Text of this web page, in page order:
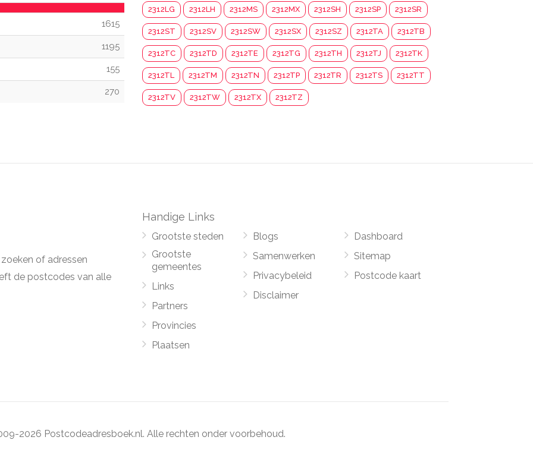
1615
1195
155
270
2312LG 2312LH 2312MS 2312MX 2312SH 2312SP 2312SR
2312ST 2312SV 2312SW 2312SX 2312SZ 2312TA 2312TB
2312TC 2312TD 2312TE 2312TG 2312TH 2312TJ 2312TK
2312TL 2312TM 2312TN 2312TP 2312TR 2312TS 2312TT
2312TV 2312TW 2312TX 2312TZ
of adressen
de postcodes van alle
Handige Links
Grootste steden
Grootste
gemeentes
Links
Partners
Provincies
Plaatsen
Blogs
Samenwerken
Privacybeleid
Disclaimer
Dashboard
Sitemap
Postcode kaart
2026 Postcodeadresboek.nl. Alle rechten onder voorbehoud.